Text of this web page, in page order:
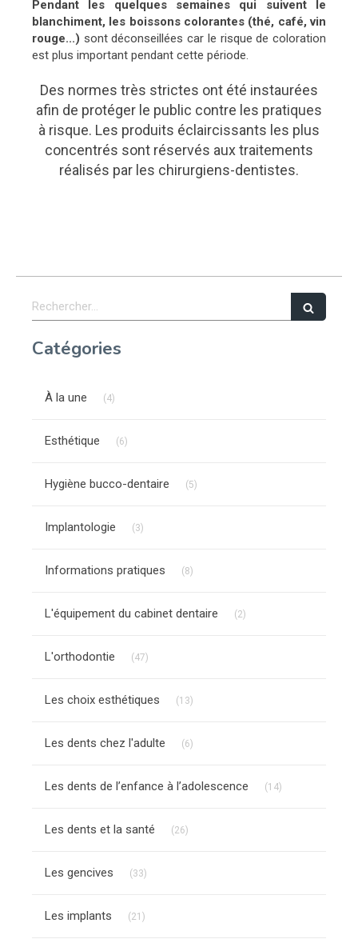
Pendant les quelques semaines qui suivent le
blanchiment, les boissons colorantes (thé, café, vin
rouge...) sont déconseillées car le risque de coloration
est plus important pendant cette période.
Des normes très strictes ont été instaurées
afin de protéger le public contre les pratiques
à risque. Les produits éclaircissants les plus
concentrés sont réservés aux traitements
réalisés par les chirurgiens-dentistes.
Rechercher
Catégories
À la une (4)
Esthétique (6)
Hygiène bucco-dentaire (5)
Implantologie (3)
Informations pratiques (8)
L'équipement du cabinet dentaire (2)
L'orthodontie (47)
Les choix esthétiques (13)
Les dents chez l'adulte (6)
Les dents de l’enfance à l’adolescence (14)
Les dents et la santé (26)
Les gencives (33)
Les implants (21)